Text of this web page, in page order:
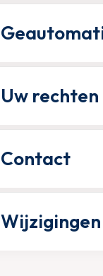
Uw
Contact
Wijzigingen